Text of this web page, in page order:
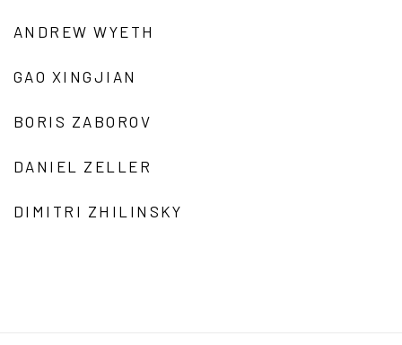
ANDREW WYETH
GAO XINGJIAN
BORIS ZABOROV
DANIEL ZELLER
DIMITRI ZHILINSKY